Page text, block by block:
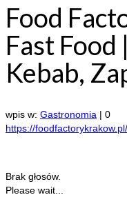
Food
Fast Food
Kebab,
wpis w: Gastronomia | 0
https://foodfactorykrakow.pl/
Brak głosów.
Please wait...